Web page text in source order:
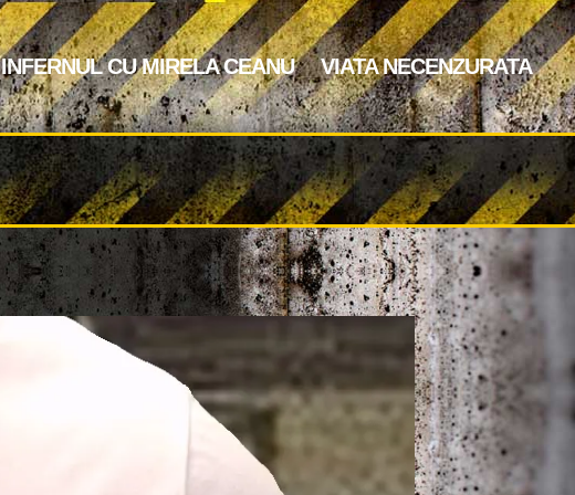
INFERNUL CU MIRELA CEANU VIATA NECENZURATA